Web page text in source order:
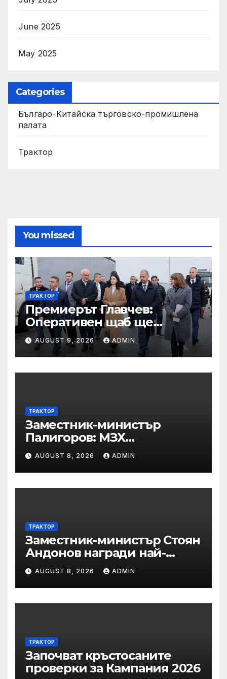
June 2025
May 2025
Categories
Българо-Китайска търговско-промишлена
палата
Трактор
You missed
ТРАКТОР
Премиерът Главчев:
Оперативен щаб ще
реорганизира структурите
по границата, за да сме
готови за Шенген
AUGUST 9, 2026 ADMIN
ТРАКТОР
Заместник-министър
Палигоров: МЗХ
предприема комплекс от
мерки за възстановяване
на горите от съхненето и на
полезащитните пояси в
AUGUST 8, 2026 ADMIN
ТРАКТОР
Заместник-министър Стоян
Андонов награди най-
заслужилите спортисти на
ОСК “Левски”
AUGUST 8, 2026 ADMIN
ТРАКТОР
Започват кръстосаните
проверки за Кампания 2026